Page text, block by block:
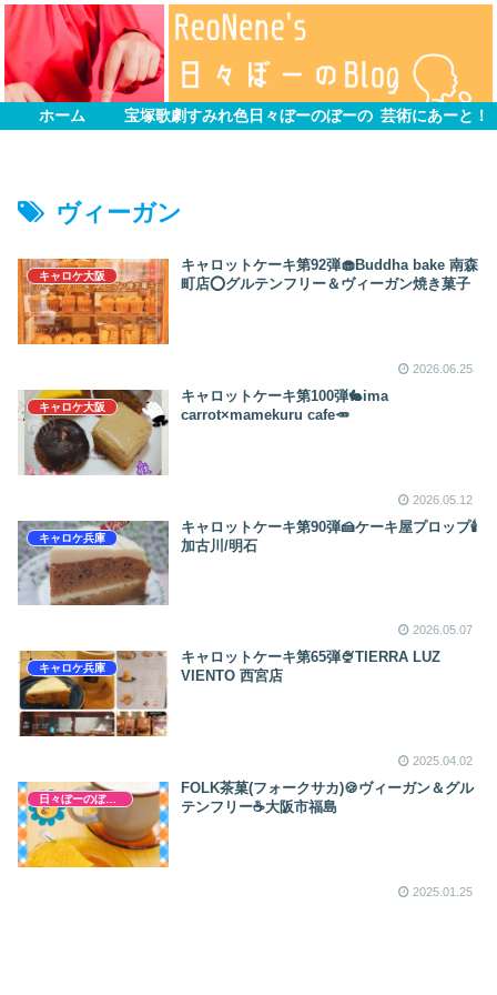
ホーム 宝塚歌劇すみれ色日々ぼーのぼーの 芸術にあーと！
ヴィーガン
キャロケ大阪
キャロットケーキ第92弾🧁Buddha bake 南森
町店️⭕️グルテンフリー＆ヴィーガン焼き菓子
2026.06.25
キャロケ大阪
キャロットケーキ第100弾🐇ima
carrot×mamekuru cafe🥕
2026.05.12
キャロケ兵庫
キャロットケーキ第90弾🍰ケーキ屋プロップ🕯
加古川/明石
2026.05.07
キャロケ兵庫
キャロットケーキ第65弾🍨TIERRA LUZ
VIENTO 西宮店
2025.04.02
日々ぼーのぼーの
FOLK茶菓(フォークサカ)🍪ヴィーガン＆グル
テンフリー☕大阪市福島
2025.01.25